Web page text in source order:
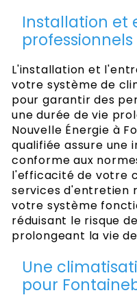
Installation et
L'installation et
votre système de
pour garantir des
une durée de vie
Nouvelle Énergie à
qualifiée assure une
conforme aux
l'efficacité de votre
services d'entretien
votre système
réduisant le risque
prolongeant la vie
Une
pour